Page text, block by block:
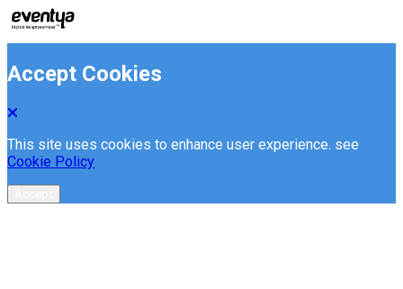
Accept Cookies
This site uses cookies to enhance user experience. see
Cookie Policy